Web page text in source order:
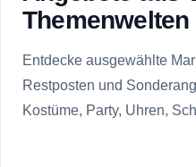
Themenwelten
Entdecke ausgewählte
Restposten und
Kostüme, Party, Uhren,